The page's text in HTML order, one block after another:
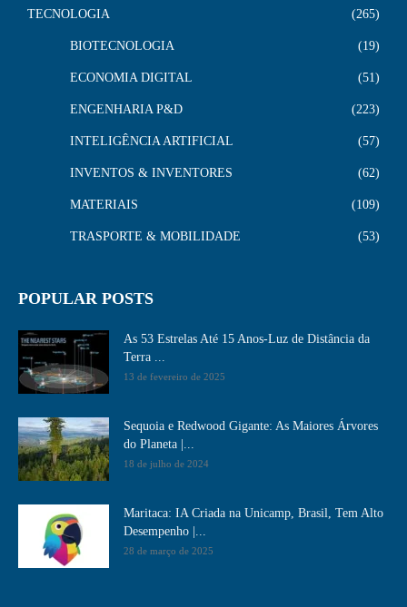
TECNOLOGIA 265
BIOTECNOLOGIA 19
ECONOMIA DIGITAL 51
ENGENHARIA P&D 223
INTELIGÊNCIA ARTIFICIAL 57
INVENTOS & INVENTORES 62
MATERIAIS 109
TRASPORTE & MOBILIDADE 53
POPULAR POSTS
As 53 Estrelas Até 15 Anos-Luz de Distância da
Terra ...
13 de fevereiro de 2025
Sequoia e Redwood Gigante: As Maiores Árvores
do Planeta |...
18 de julho de 2024
Maritaca: IA Criada na Unicamp, Brasil, Tem Alto
Desempenho​ |...
28 de março de 2025